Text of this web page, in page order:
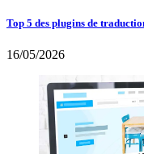
Top 5 des plugins de
16/05/2026